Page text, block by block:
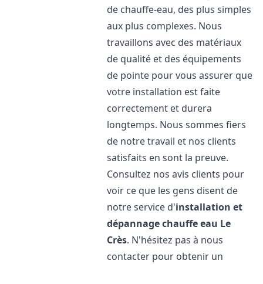
de chauffe-eau, des plus simples
aux plus complexes. Nous
travaillons avec des matériaux
de qualité et des équipements
de pointe pour vous assurer que
votre installation est faite
correctement et durera
longtemps. Nous sommes fiers
de notre travail et nos clients
satisfaits en sont la preuve.
Consultez nos avis clients pour
voir ce que les gens disent de
notre service d'installation et
dépannage chauffe eau Le
Crès. N'hésitez pas à nous
contacter pour obtenir un